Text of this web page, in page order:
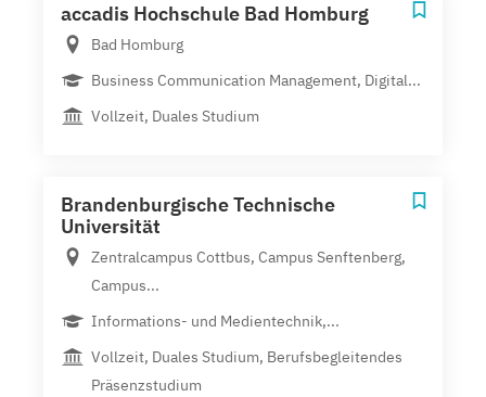
accadis Hochschule Bad Homburg
Bad Homburg
Business Communication Management, Digital...
Vollzeit, Duales Studium
Brandenburgische Technische
Universität
Zentralcampus Cottbus, Campus Senftenberg,
Campus...
Informations- und Medientechnik,...
Vollzeit, Duales Studium, Berufsbegleitendes
Präsenzstudium